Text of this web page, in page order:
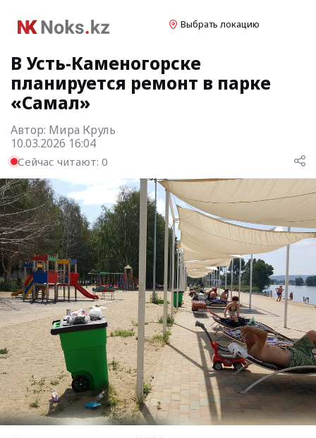
Выбрать локацию
В Усть-Каменогорске
планируется ремонт в парке
«Самал»
Автор: Мира Круль
10.03.2026 16:04
Сейчас читают: 0